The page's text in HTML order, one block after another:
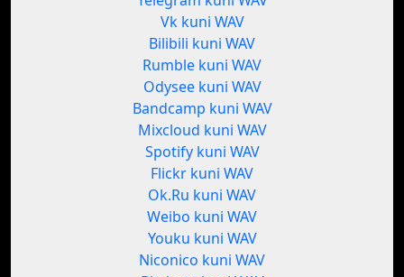
Vk kuni WAV
Bilibili kuni WAV
Rumble kuni WAV
Odysee kuni WAV
Bandcamp kuni WAV
Mixcloud kuni WAV
Spotify kuni WAV
Flickr kuni WAV
Ok.Ru kuni WAV
Weibo kuni WAV
Youku kuni WAV
Niconico kuni WAV